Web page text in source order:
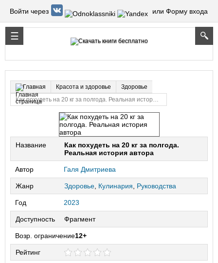
Войти через или Форму входа
Главная Красота и здоровье
Здоровье
Как похудеть на 20 кг за полгода. Реальная история автора
Название
Как похудеть на 20 кг за полгода.
Реальная история автора
Автор Галя Дмитриева
Жанр Здоровье Кулинария Руководства
Год 2023
Доступность Фрагмент
Возр. ограничение12+
Рейтинг